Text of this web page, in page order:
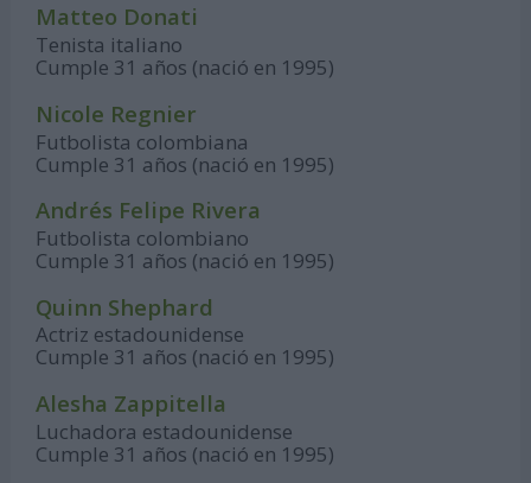
Matteo Donati
Tenista italiano
Cumple 31 años (nació en 1995)
Nicole Regnier
Futbolista colombiana
Cumple 31 años (nació en 1995)
Andrés Felipe Rivera
Futbolista colombiano
Cumple 31 años (nació en 1995)
Quinn Shephard
Actriz estadounidense
Cumple 31 años (nació en 1995)
Alesha Zappitella
Luchadora estadounidense
Cumple 31 años (nació en 1995)